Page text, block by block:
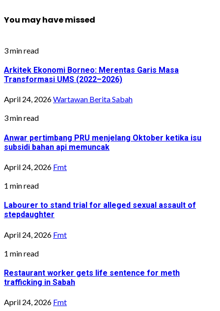
You may have missed
3 min read
Arkitek Ekonomi Borneo: Merentas Garis Masa
Transformasi UMS (2022–2026)
April 24, 2026Wartawan Berita Sabah
3 min read
Anwar pertimbang PRU menjelang Oktober ketika isu
subsidi bahan api memuncak
April 24, 2026 Fmt
1 min read
Labourer to stand trial for alleged sexual assault of
stepdaughter
April 24, 2026 Fmt
1 min read
Restaurant worker gets life sentence for meth
trafficking in Sabah
April 24, 2026 Fmt